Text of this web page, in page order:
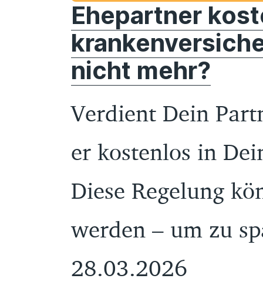
Ehepartner
nicht mehr?
Verdient Dein
er kostenlos in
Diese Regelung
werden – um zu
28.03.2026